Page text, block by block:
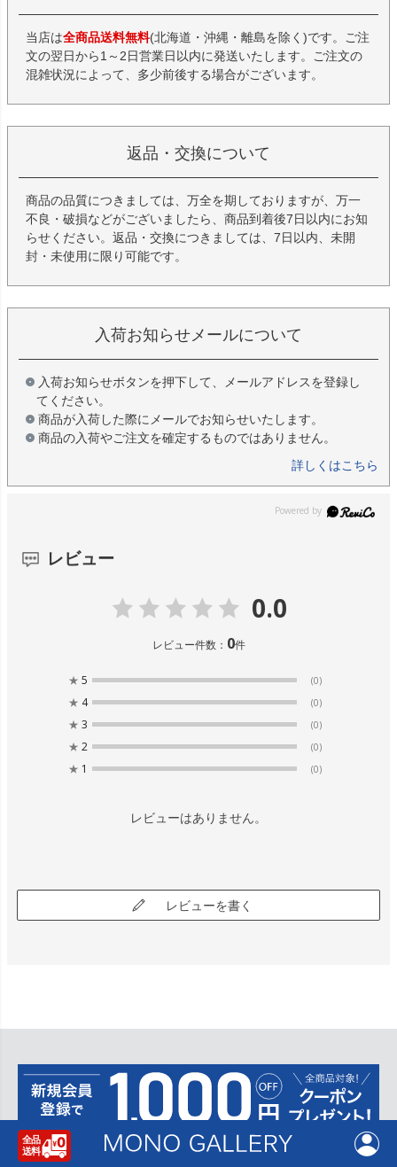
当店は全商品送料無料(北海道・沖縄・離島を除く)です。ご注
文の翌日から1～2日営業日以内に発送いたします。ご注文の
混雑状況によって、多少前後する場合がございます。
返品・交換について
商品の品質につきましては、万全を期しておりますが、万一
不良・破損などがございましたら、商品到着後7日以内にお知
らせください。返品・交換につきましては、7日以内、未開
封・未使用に限り可能です。
入荷お知らせメールについて
入荷お知らせボタンを押下して、メールアドレスを登録し
てください。
商品が入荷した際にメールでお知らせいたします。
商品の入荷やご注文を確定するものではありません。
詳しくはこちら
レビュー
0.0
レビュー件数： 0件
★ 5 (0)
★ 4 (0)
★ 3 (0)
★ 2 (0)
★ 1 (0)
レビューはありません。
レビューを書く